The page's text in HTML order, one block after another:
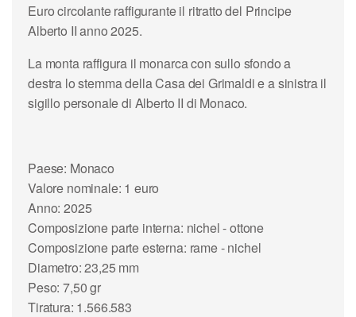
Euro circolante raffigurante il ritratto del Principe
Alberto II anno 2025.
La monta raffigura il monarca con sullo sfondo a
destra lo stemma della Casa dei Grimaldi e a sinistra il
sigillo personale di Alberto II di Monaco.
Paese: Monaco
Valore nominale: 1 euro
Anno: 2025
Composizione parte interna: nichel - ottone
Composizione parte esterna: rame - nichel
Diametro: 23,25 mm
Peso: 7,50 gr
Tiratura: 1.566.583